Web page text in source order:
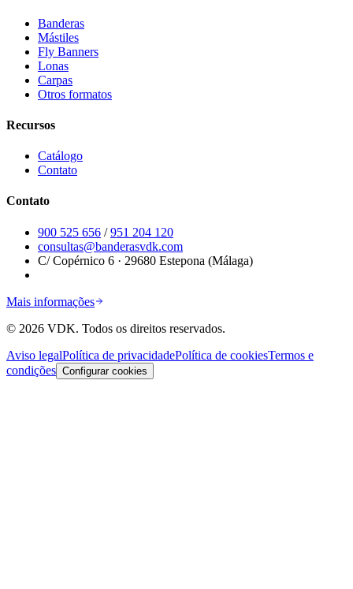
Banderas
Mástiles
Fly Banners
Lonas
Carpas
Otros formatos
Recursos
Catálogo
Contato
Contato
900 525 656 / 951 204 120
consultas@banderasvdk.com
C/ Copérnico 6 · 29680 Estepona (Málaga)
Mais informações
© 2026 VDK. Todos os direitos reservados.
Aviso legalPolítica de privacidadePolítica de cookiesTermos e
condições Configurar cookies